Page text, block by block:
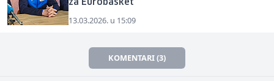
za Eurobasket
13.03.2026. u 15:09
KOMENTARI (3)